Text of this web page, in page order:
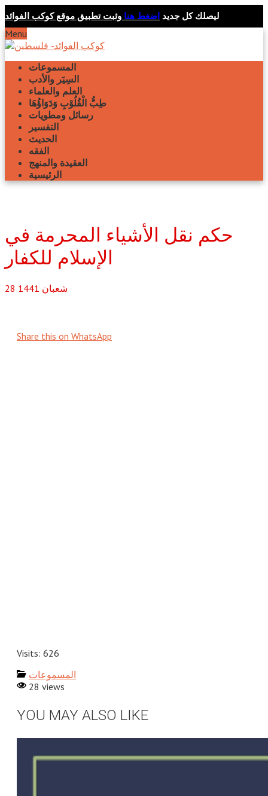
ليصلك كل جديد اضغط هنا وثبت تطبيق موقع كوكب الفوائد
Menu
المسموعات
السِيَر والأدب
العلم والعلماء
طِبُّ الْقُلُوْبِ وَدَوَاؤُهَا
رسائل ومطويات
التفسير
الحديث
الفقه
العقيدة والمنهج
الرئيسية
حكم نقل الأشياء المحرمة في
الإسلام للكفار
28 شعبان 1441
Share this on WhatsApp
Visits: 626
المسموعات
28 views
YOU MAY ALSO LIKE